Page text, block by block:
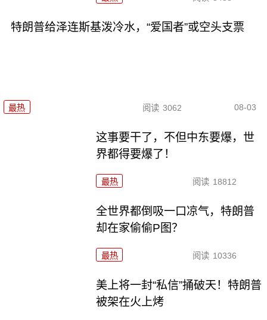
特朗普给泽连斯基泼冷水，“爱国者”或空头支票
最热 阅读 3062 08-03
这事要干了，不但中东要爆，世
界都得要爆了！
最热 阅读 18812
全世界都倒吸一口凉气，特朗普
却在家偷偷P图？
最热 阅读 10336
美上将一封“私信”捅破天！特朗普
被架在火上烤